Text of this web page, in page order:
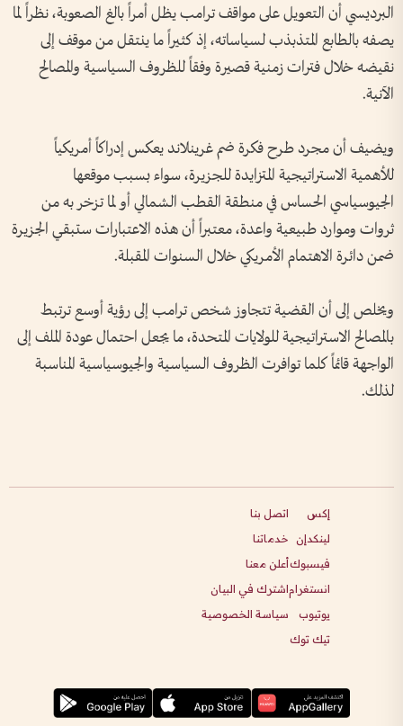
البرديسي أن التعويل على مواقف ترامب يظل أمراً بالغ الصعوبة، نظراً لما
يصفه بالطابع المتذبذب لسياساته، إذ كثيراً ما ينتقل من موقف إلى
نقيضه خلال فترات زمنية قصيرة وفقاً للظروف السياسية والمصالح
الآنية.
ويضيف أن مجرد طرح فكرة ضم غرينلاند يعكس إدراكاً أمريكياً
للأهمية الاستراتيجية المتزايدة للجزيرة، سواء بسبب موقعها
الجيوسياسي الحساس في منطقة القطب الشمالي أو لما تزخر به من
ثروات وموارد طبيعية واعدة، معتبراً أن هذه الاعتبارات ستبقي الجزيرة
ضمن دائرة الاهتمام الأمريكي خلال السنوات المقبلة.
ويخلص إلى أن القضية تتجاوز شخص ترامب إلى رؤية أوسع ترتبط
بالمصالح الاستراتيجية للولايات المتحدة، ما يجعل احتمال عودة الملف إلى
الواجهة قائماً كلما توافرت الظروف السياسية والجيوسياسية المناسبة
لذلك.
إكس
لينكدإن
فيسبوك
انستغرام
يوتيوب
تيك توك
اتصل بنا
خدماتنا
أعلن معنا
اشترك في البيان
سياسة الخصوصية